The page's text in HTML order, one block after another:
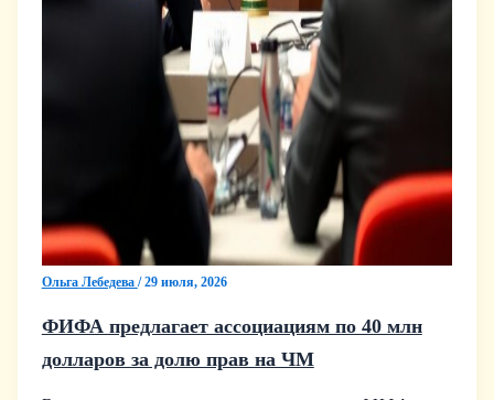
Ольга Лебедева /29 июля, 2026
ФИФА предлагает ассоциациям по 40 млн
долларов за долю прав на ЧМ